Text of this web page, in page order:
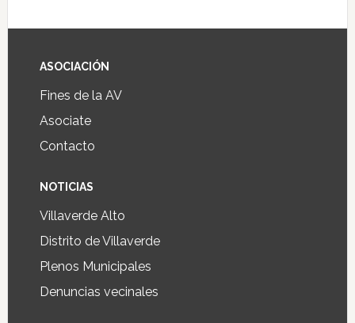
ASOCIACIÓN
Fines de la AV
Asociate
Contacto
NOTICIAS
Villaverde Alto
Distrito de Villaverde
Plenos Municipales
Denuncias vecinales